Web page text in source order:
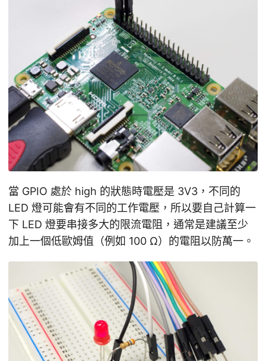
當 GPIO 處於 high 的狀態時電壓是 3V3，不同的
LED 燈可能會有不同的工作電壓，所以要自己計算一
下 LED 燈要串接多大的限流電阻，通常是建議至少
加上一個低歐姆值（例如 100 Ω）的電阻以防萬一。